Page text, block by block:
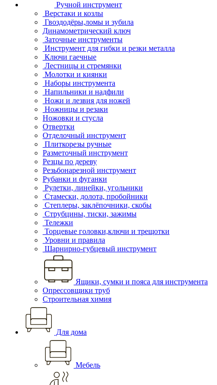
Ручной инструмент
Верстаки и козлы
Гвоздодёры,ломы и зубила
Динамометрический ключ
Заточные инструменты
Инструмент для гибки и резки металла
Ключи гаечные
Лестницы и стремянки
Молотки и киянки
Наборы инструмента
Напильники и надфили
Ножи и лезвия для ножей
Ножницы и резаки
Ножовки и стусла
Отвертки
Отделочный инструмент
Плиткорезы ручные
Разметочный инструмент
Резцы по дереву
Резьбонарезной инструмент
Рубанки и фуганки
Рулетки, линейки, угольники
Стамески, долота, пробойники
Степлеры, заклёпочники, скобы
Струбцины, тиски, зажимы
Тележки
Торцевые головки,ключи и трещотки
Уровни и правила
Шарнирно-губцевый инструмент
Ящики, сумки и пояса для инструмента
Опрессовщики труб
Строительная химия
Для дома
Мебель